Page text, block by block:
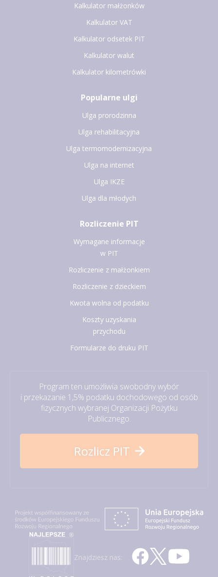
Kalkulator małżonków
Kalkulator VAT
Kalkulator odsetek PIT
Kalkulator walut
Kalkulator kilometrówki
Popularne ulgi
Ulga prorodzinna
Ulga rehabilitacyjna
Ulga termomodernizacyjna
Ulga na internet
Ulga IKZE
Ulga dla młodych
Rozliczenie PIT
Wymagane informacje
w PIT
Rozliczenie z małżonkiem
Rozliczenie z dzieckiem
Kwota wolna od podatku
Koszty uzyskania
przychodu
Formularze do druku PIT
Program ten umożliwia swobodny wybór
i przekazanie 1,5% podatku dochodowego od osób
fizycznych wybranej Organizacji Pożytku
Publicznego.
Rozlicz PIT
Znajdziesz nas: